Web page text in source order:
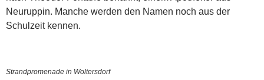
Neuruppin. Manche werden den Namen noch aus der
Schulzeit kennen.
Strandpromenade in Woltersdorf